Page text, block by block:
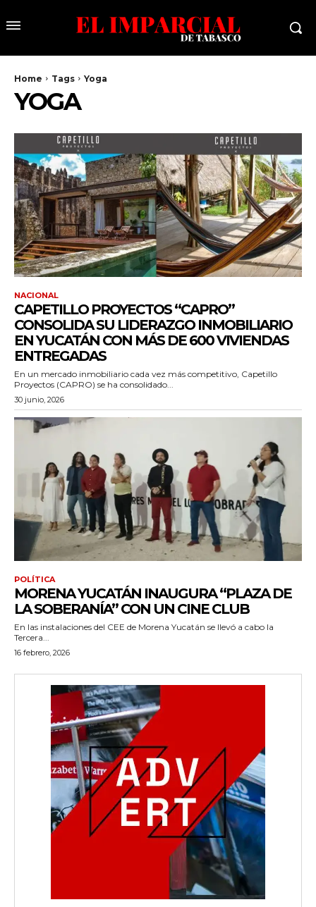
Home Tags Yoga
YOGA
NACIONAL
CAPETILLO PROYECTOS “CAPRO”
CONSOLIDA SU LIDERAZGO INMOBILIARIO
EN YUCATÁN CON MÁS DE 600 VIVIENDAS
ENTREGADAS
En un mercado inmobiliario cada vez más competitivo, Capetillo
Proyectos (CAPRO) se ha consolidado...
30 junio, 2026
POLÍTICA
MORENA YUCATÁN INAUGURA “PLAZA DE
LA SOBERANÍA” CON UN CINE CLUB
En las instalaciones del CEE de Morena Yucatán se llevó a cabo la
Tercera...
16 febrero, 2026